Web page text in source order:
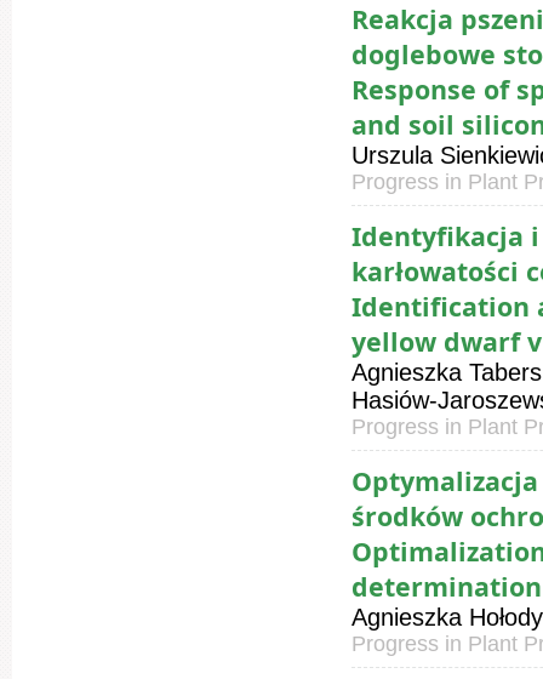
Reakcja
doglebowe
Response of
and soil
Urszula
Progress in Plant
Identyfikacja
karłowatości
Identification
yellow dwarf
Agnieszka
Hasiów-
Progress in Plant
środków
Agnieszka
Progress in Plant